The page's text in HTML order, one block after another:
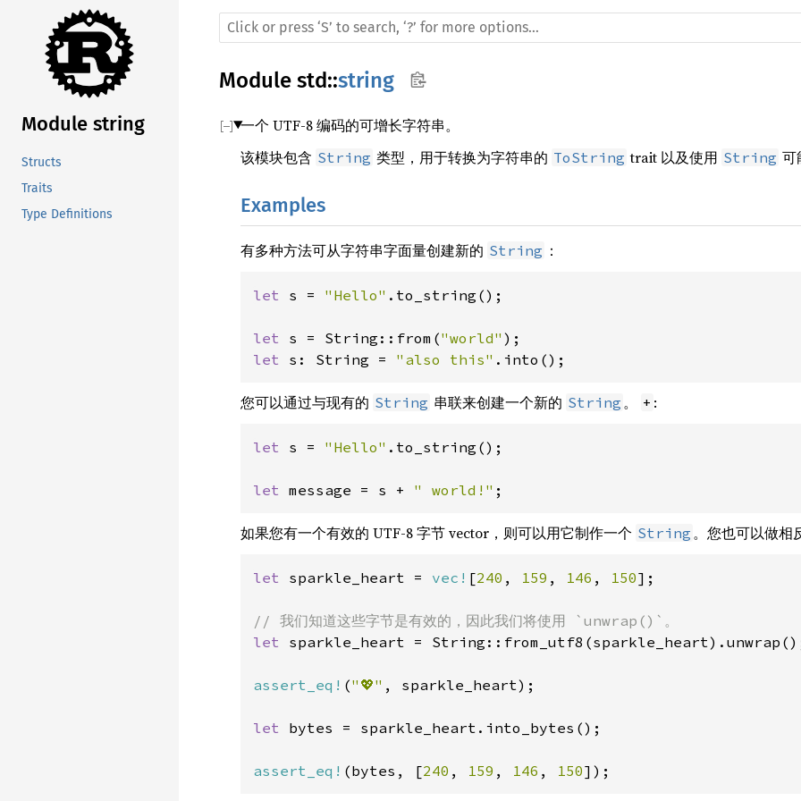
Module string
Structs
Traits
Type Definitions
Module std::string
一个 UTF-8 编码的可增长字符串。
该模块包含 String 类型，用于转换为字符串的 ToString trait 以及使用 String 可
Examples
有多种方法可从字符串字面量创建新的 String ：
let s = "Hello" .to_string();
let s = String::from("world"
let s: String = "also this" .into();
您可以通过与现有的 String 串联来创建一个新的 String 。 + :
let s = "Hello" .to_string();
let message = s + " world!" ;
如果您有一个有效的 UTF-8 字节 vector，则可以用它制作一个 String 。您也可以做相
let sparkle_heart = vec! [240 , 159 , 146 , 150];
let sparkle_heart =
assert_eq! ("💖" , sparkle_heart);
let bytes = sparkle_heart.into_bytes();
assert_eq! (bytes, [240 , 159 , 146 , 150]);